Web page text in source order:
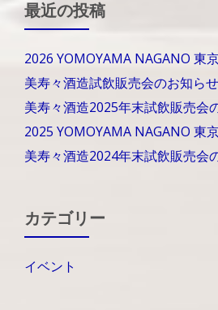
最近の投稿
2026 YOMOYAMA NAGANO 東
美寿々酒造試飲販売会のお知らせ
美寿々酒造2025年末試飲販売会
2025 YOMOYAMA NAGANO 東
美寿々酒造2024年末試飲販売会
カテゴリー
イベント